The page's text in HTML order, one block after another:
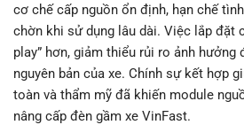
cơ chế cấp nguồn ổn định, hạn chế
chờn khi sử dụng lâu dài. Việc lắp đặt
play” hơn, giảm thiểu rủi ro ảnh hưởng
nguyên bản của xe. Chính sự kết hợp
toàn và thẩm mỹ đã khiến module
nâng cấp đèn gầm xe VinFast.